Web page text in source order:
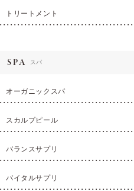
トリートメント
SPA スパ
オーガニックスパ
スカルプピール
バランスサプリ
バイタルサプリ